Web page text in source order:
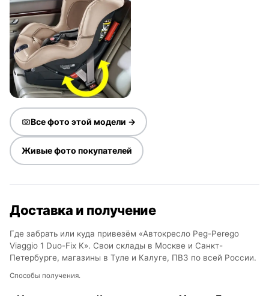
Все фото этой модели →
Живые фото покупателей
Доставка и получение
Где забрать или куда привезём «Автокресло Peg-Perego
Viaggio 1 Duo-Fix K». Свои склады в Москве и Санкт-
Петербурге, магазины в Туле и Калуге, ПВЗ по всей России.
Способы получения.